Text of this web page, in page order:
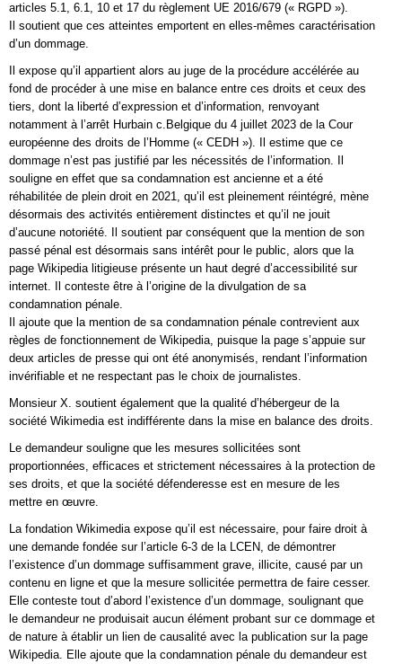
articles 5.1, 6.1, 10 et 17 du règlement UE 2016/679 (« RGPD »).
Il soutient que ces atteintes emportent en elles-mêmes caractérisation
d’un dommage.
Il expose qu’il appartient alors au juge de la procédure accélérée au
fond de procéder à une mise en balance entre ces droits et ceux des
tiers, dont la liberté d’expression et d’information, renvoyant
notamment à l’arrêt Hurbain c.Belgique du 4 juillet 2023 de la Cour
européenne des droits de l’Homme (« CEDH »). Il estime que ce
dommage n’est pas justifié par les nécessités de l’information. Il
souligne en effet que sa condamnation est ancienne et a été
réhabilitée de plein droit en 2021, qu’il est pleinement réintégré, mène
désormais des activités entièrement distinctes et qu’il ne jouit
d’aucune notoriété. Il soutient par conséquent que la mention de son
passé pénal est désormais sans intérêt pour le public, alors que la
page Wikipedia litigieuse présente un haut degré d’accessibilité sur
internet. Il conteste être à l’origine de la divulgation de sa
condamnation pénale.
Il ajoute que la mention de sa condamnation pénale contrevient aux
règles de fonctionnement de Wikipedia, puisque la page s’appuie sur
deux articles de presse qui ont été anonymisés, rendant l’information
invérifiable et ne respectant pas le choix de journalistes.
Monsieur X. soutient également que la qualité d’hébergeur de la
société Wikimedia est indifférente dans la mise en balance des droits.
Le demandeur souligne que les mesures sollicitées sont
proportionnées, efficaces et strictement nécessaires à la protection de
ses droits, et que la société défenderesse est en mesure de les
mettre en œuvre.
La fondation Wikimedia expose qu’il est nécessaire, pour faire droit à
une demande fondée sur l’article 6-3 de la LCEN, de démontrer
l’existence d’un dommage suffisamment grave, illicite, causé par un
contenu en ligne et que la mesure sollicitée permettra de faire cesser.
Elle conteste tout d’abord l’existence d’un dommage, soulignant que
le demandeur ne produisait aucun élément probant sur ce dommage et
de nature à établir un lien de causalité avec la publication sur la page
Wikipedia. Elle ajoute que la condamnation pénale du demandeur est